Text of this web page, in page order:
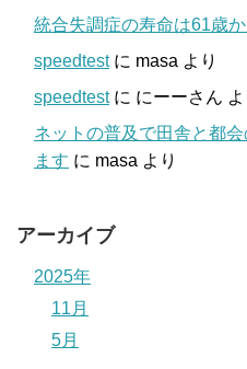
統合失調症の寿命は61歳か
speedtestに masa より
speedtestに にーーさん よ
ネットの普及で田舎と都
ます に masa より
アーカイブ
2025年
11月
5月